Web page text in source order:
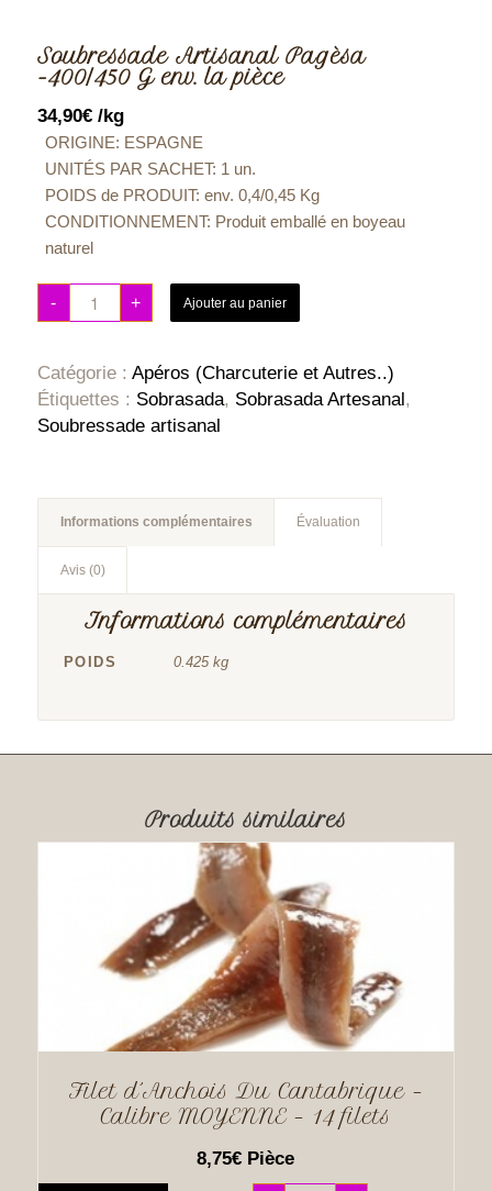
Soubressade Artisanal Pagèsa
-400/450 G env. la pièce
34,90€ /kg
ORIGINE: ESPAGNE
UNITÉS PAR SACHET: 1 un.
POIDS de PRODUIT: env. 0,4/0,45 Kg
CONDITIONNEMENT: Produit emballé en boyeau
naturel
- + Ajouter au panier
Catégorie : Apéros (Charcuterie et Autres..)
Étiquettes : Sobrasada, Sobrasada Artesanal ,
Soubressade artisanal
Informations complémentaires Évaluation
Avis (0)
Informations complémentaires
POIDS 0.425 kg
Produits similaires
Filet d´Anchois Du Cantabrique –
Calibre MOYENNE – 14 filets
8,75€ Pièce